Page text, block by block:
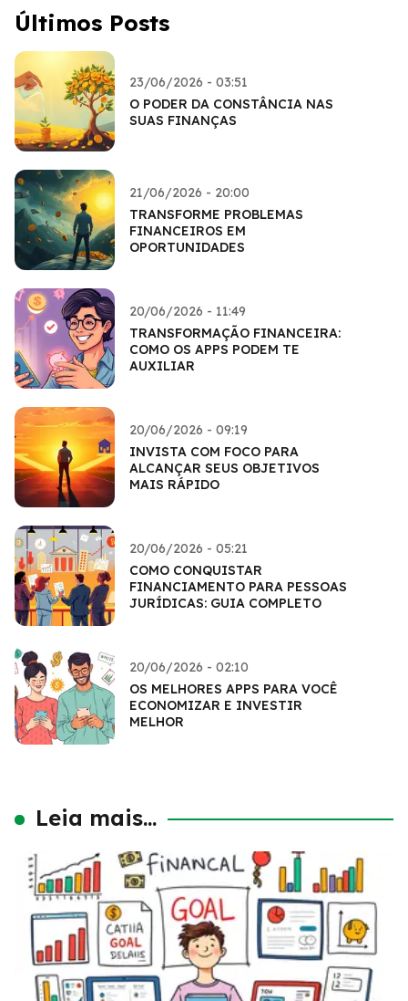
Últimos Posts
23/06/2026 - 03:51
O PODER DA CONSTÂNCIA NAS
SUAS FINANÇAS
21/06/2026 - 20:00
TRANSFORME PROBLEMAS
FINANCEIROS EM
OPORTUNIDADES
20/06/2026 - 11:49
TRANSFORMAÇÃO FINANCEIRA:
COMO OS APPS PODEM TE
AUXILIAR
20/06/2026 - 09:19
INVISTA COM FOCO PARA
ALCANÇAR SEUS OBJETIVOS
MAIS RÁPIDO
20/06/2026 - 05:21
COMO CONQUISTAR
FINANCIAMENTO PARA PESSOAS
JURÍDICAS: GUIA COMPLETO
20/06/2026 - 02:10
OS MELHORES APPS PARA VOCÊ
ECONOMIZAR E INVESTIR
MELHOR
Leia mais...